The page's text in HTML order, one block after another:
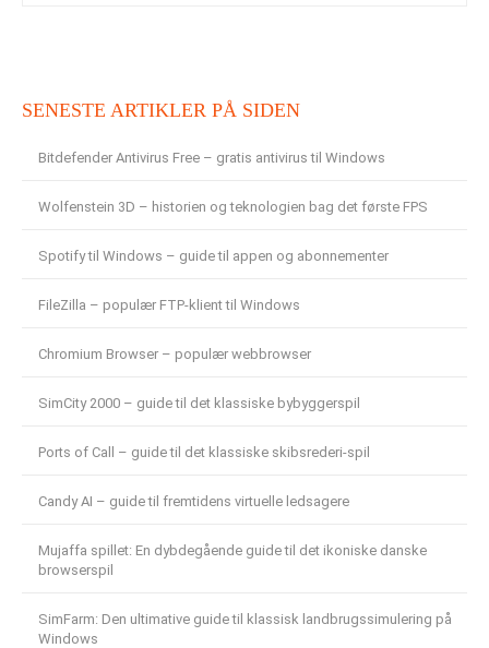
SENESTE ARTIKLER PÅ SIDEN
Bitdefender Antivirus Free – gratis antivirus til Windows
Wolfenstein 3D – historien og teknologien bag det første FPS
Spotify til Windows – guide til appen og abonnementer
FileZilla – populær FTP-klient til Windows
Chromium Browser – populær webbrowser
SimCity 2000 – guide til det klassiske bybyggerspil
Ports of Call – guide til det klassiske skibsrederi-spil
Candy AI – guide til fremtidens virtuelle ledsagere
Mujaffa spillet: En dybdegående guide til det ikoniske danske
browserspil
SimFarm: Den ultimative guide til klassisk landbrugssimulering på
Windows